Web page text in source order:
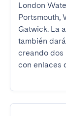
London
Portsmouth,
Gatwick. La
también
creando dos
con enlaces